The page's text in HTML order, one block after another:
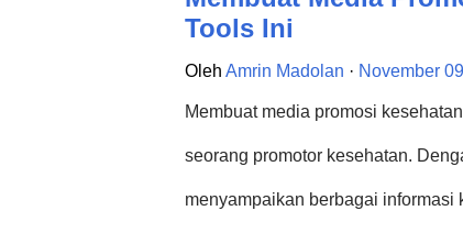
Tools Ini
Oleh Amrin Madolan November
Membuat media promosi
seorang promotor kesehatan.
menyampaikan berbagai